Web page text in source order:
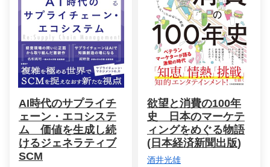
AI時代のサプライチ
ェーン・エコシステ
ム 価値を生成し続
けるジェネラティブ
SCM
欲望と消費の100年
史 日本のマーケテ
ィングをめぐる物語
(日本経済新聞出版)
酒井光雄